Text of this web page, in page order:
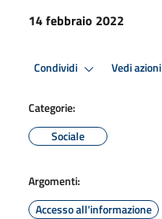
14 febbraio 2022
Condividi Vedi azioni
Categorie:
Sociale
Argomenti:
Accesso all'informazione